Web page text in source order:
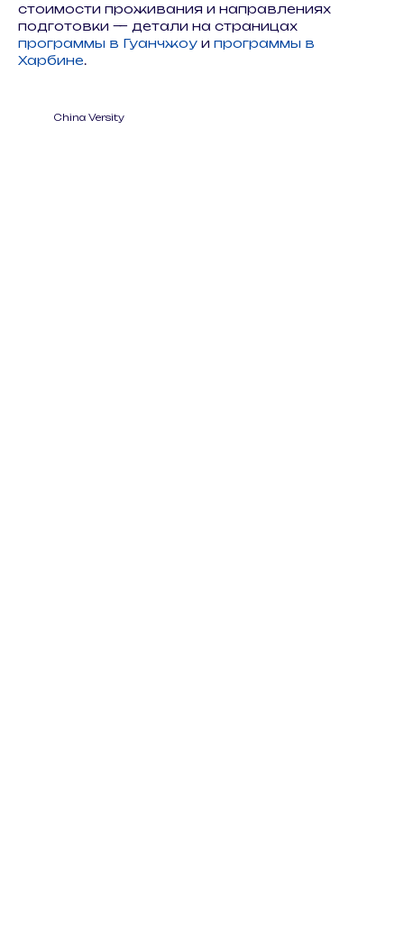
стоимости проживания и направлениях
подготовки — детали на страницах
программы в Гуанчжоу и программы в
Харбине.
China Versity